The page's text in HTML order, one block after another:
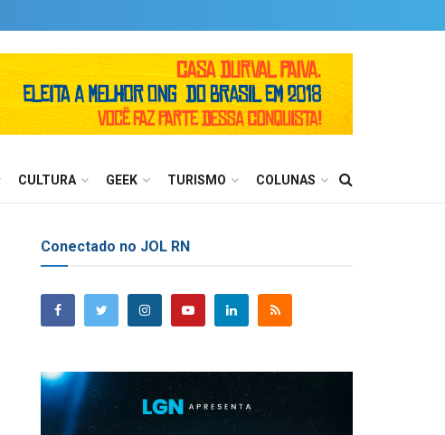
CULTURA GEEK TURISMO COLUNAS
Conectado no JOL RN